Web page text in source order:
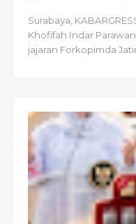
Surabaya,
Khofifah Indar
jajaran Forkopimda